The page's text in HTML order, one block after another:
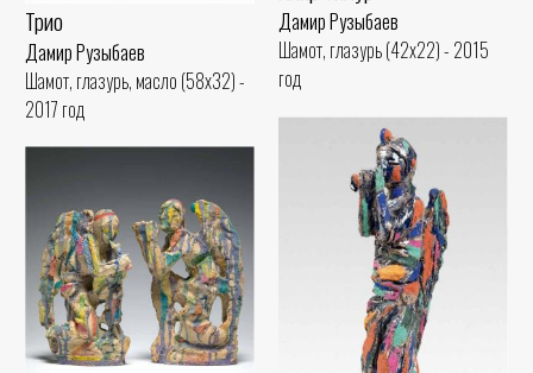
Дамир Рузыбаев
Шамот, глазурь (42x22) - 2015
год
Трио
Дамир Рузыбаев
Шамот, глазурь, масло (58x32) -
2017 год